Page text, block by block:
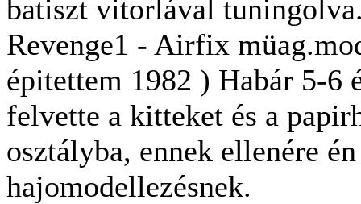
batiszt vitorlával
Revenge1 - Airfix
épitettem 1982 ) Habár 5-
felvette a kitteket és a
osztályba, ennek ellenére
hajomodellezésnek.